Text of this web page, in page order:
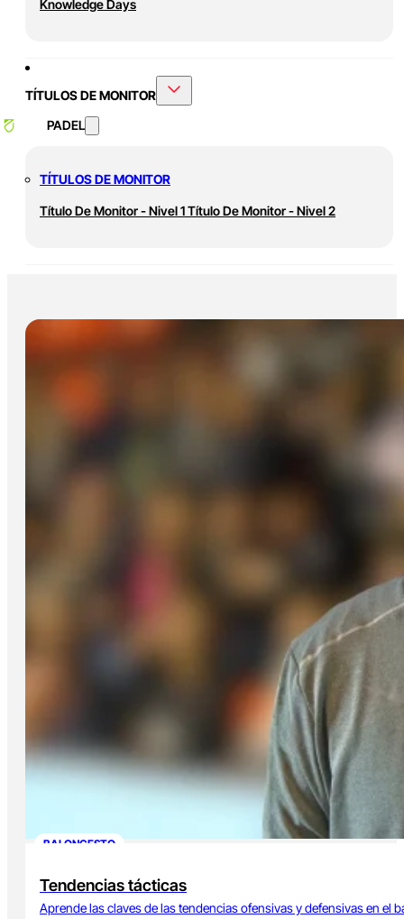
Knowledge Days
TÍTULOS DE MONITOR
PADEL
TÍTULOS DE MONITOR
Título De Monitor - Nivel 1Título De Monitor - Nivel 2
BALONCESTO
Tendencias tácticas
Aprende las claves de las tendencias ofensivas y defensivas en